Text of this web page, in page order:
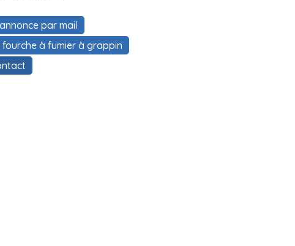
par mail
fourche à fumier à grappin